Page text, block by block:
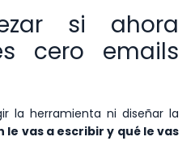
si ahora
cero emails
la herramienta ni diseñar la
le vas a escribir y qué le vas